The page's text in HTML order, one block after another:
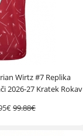
Wirtz #7 Replika
2026-27 Kratek Rokav
99.88€